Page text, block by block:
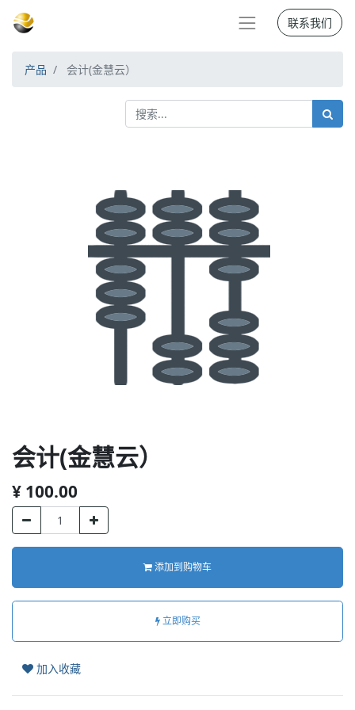
联系我们
产品 会计(金慧云）
会计(金慧云）
¥ 100.00
添加到购物车
立即购买
加入收藏